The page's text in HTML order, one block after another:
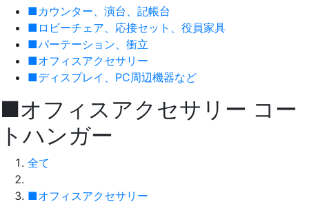
■カウンター、演台、記帳台
■ロビーチェア、応接セット、役員家具
■パーテーション、衝立
■オフィスアクセサリー
■ディスプレイ、PC周辺機器など
■オフィスアクセサリー コー
トハンガー
全て
■オフィスアクセサリー